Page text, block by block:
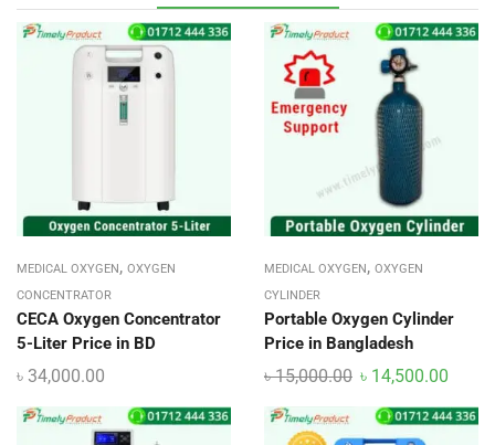
MEDICAL OXYGEN, OXYGEN
CONCENTRATOR
CECA Oxygen Concentrator
5-Liter Price in BD
৳ 34,000.00
MEDICAL OXYGEN, OXYGEN
CYLINDER
Portable Oxygen Cylinder
Price in Bangladesh
৳15,000.00 ৳ 14,500.00